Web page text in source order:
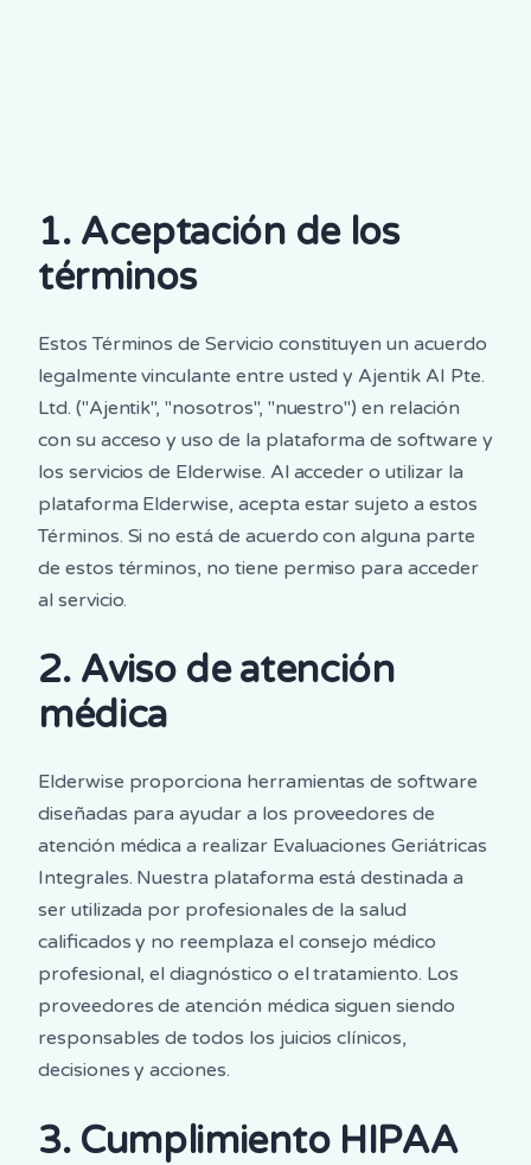
1. Aceptación de los
términos
Estos Términos de Servicio constituyen un acuerdo
legalmente vinculante entre usted y Ajentik AI Pte.
Ltd. ("Ajentik", "nosotros", "nuestro") en relación
con su acceso y uso de la plataforma de software y
los servicios de Elderwise. Al acceder o utilizar la
plataforma Elderwise, acepta estar sujeto a estos
Términos. Si no está de acuerdo con alguna parte
de estos términos, no tiene permiso para acceder
al servicio.
2. Aviso de atención
médica
Elderwise proporciona herramientas de software
diseñadas para ayudar a los proveedores de
atención médica a realizar Evaluaciones Geriátricas
Integrales. Nuestra plataforma está destinada a
ser utilizada por profesionales de la salud
calificados y no reemplaza el consejo médico
profesional, el diagnóstico o el tratamiento. Los
proveedores de atención médica siguen siendo
responsables de todos los juicios clínicos,
decisiones y acciones.
3. Cumplimiento HIPAA